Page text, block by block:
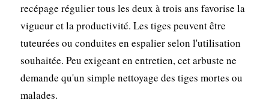
recépage régulier tous les deux à trois ans favorise la
vigueur et la productivité. Les tiges peuvent être
tuteurées ou conduites en espalier selon l'utilisation
souhaitée. Peu exigeant en entretien, cet arbuste ne
demande qu'un simple nettoyage des tiges mortes ou
malades.